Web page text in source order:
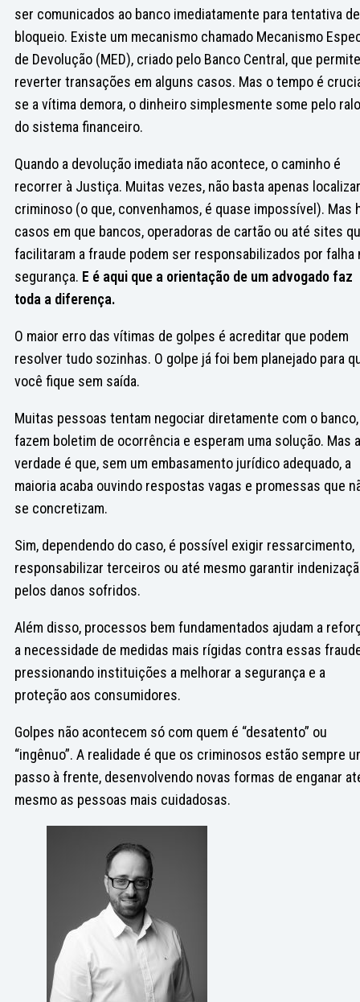
ser comunicados ao banco imediatamente para tentativa de
bloqueio. Existe um mecanismo chamado Mecanismo
de Devolução (MED), criado pelo Banco Central, que permite
reverter transações em alguns casos. Mas o tempo é
se a vítima demora, o dinheiro simplesmente some pelo ralo
do sistema financeiro.
Quando a devolução imediata não acontece, o caminho é
recorrer à Justiça. Muitas vezes, não basta apenas
criminoso (o que, convenhamos, é quase impossível). Mas
casos em que bancos, operadoras de cartão ou até sites
facilitaram a fraude podem ser responsabilizados por falha
segurança. E é aqui que a orientação de um advogado faz
toda a diferença.
O maior erro das vítimas de golpes é acreditar que podem
resolver tudo sozinhas. O golpe já foi bem planejado para
você fique sem saída.
Muitas pessoas tentam negociar diretamente com o banco,
fazem boletim de ocorrência e esperam uma solução. Mas a
verdade é que, sem um embasamento jurídico adequado, a
maioria acaba ouvindo respostas vagas e promessas que
se concretizam.
Sim, dependendo do caso, é possível exigir ressarcimento,
responsabilizar terceiros ou até mesmo garantir
pelos danos sofridos.
Além disso, processos bem fundamentados ajudam a
a necessidade de medidas mais rígidas contra essas
pressionando instituições a melhorar a segurança e a
proteção aos consumidores.
Golpes não acontecem só com quem é “desatento” ou
“ingênuo”. A realidade é que os criminosos estão sempre
passo à frente, desenvolvendo novas formas de enganar
mesmo as pessoas mais cuidadosas.